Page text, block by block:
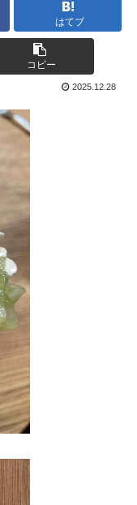
はてブ
コピー
2025.12.28